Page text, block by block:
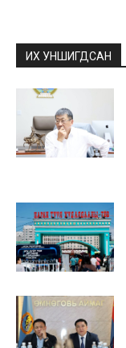
ИХ УНШИГДСАН